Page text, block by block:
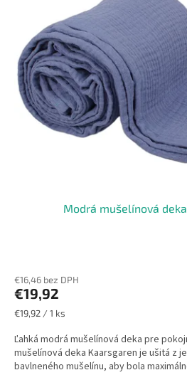
Modrá mušelínová
€16,46 bez DPH
€19,92
Jednotková
€19,92 / 1 ks
Ľahká modrá mušelínová deka pre
mušelínová deka Kaarsgaren je ušitá z
bavlneného mušelínu, aby bola